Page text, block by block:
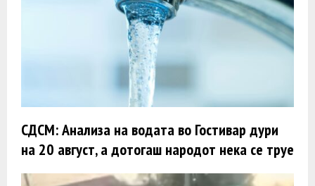
СДСМ: Анализа на водата во Гостивар дури
на 20 август, а дотогаш народот нека се труе